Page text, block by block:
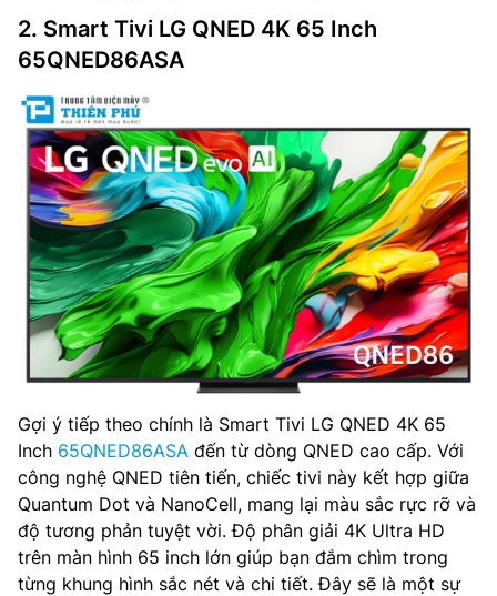
2. Smart Tivi LG QNED 4K 65 Inch
65QNED86ASA
Gợi ý tiếp theo chính là Smart Tivi LG QNED 4K 65
Inch 65QNED86ASA đến từ dòng QNED cao cấp. Với
công nghệ QNED tiên tiến, chiếc tivi này kết hợp giữa
Quantum Dot và NanoCell, mang lại màu sắc rực rỡ và
độ tương phản tuyệt vời. Độ phân giải 4K Ultra HD
trên màn hình 65 inch lớn giúp bạn đắm chìm trong
từng khung hình sắc nét và chi tiết. Đây sẽ là một sự